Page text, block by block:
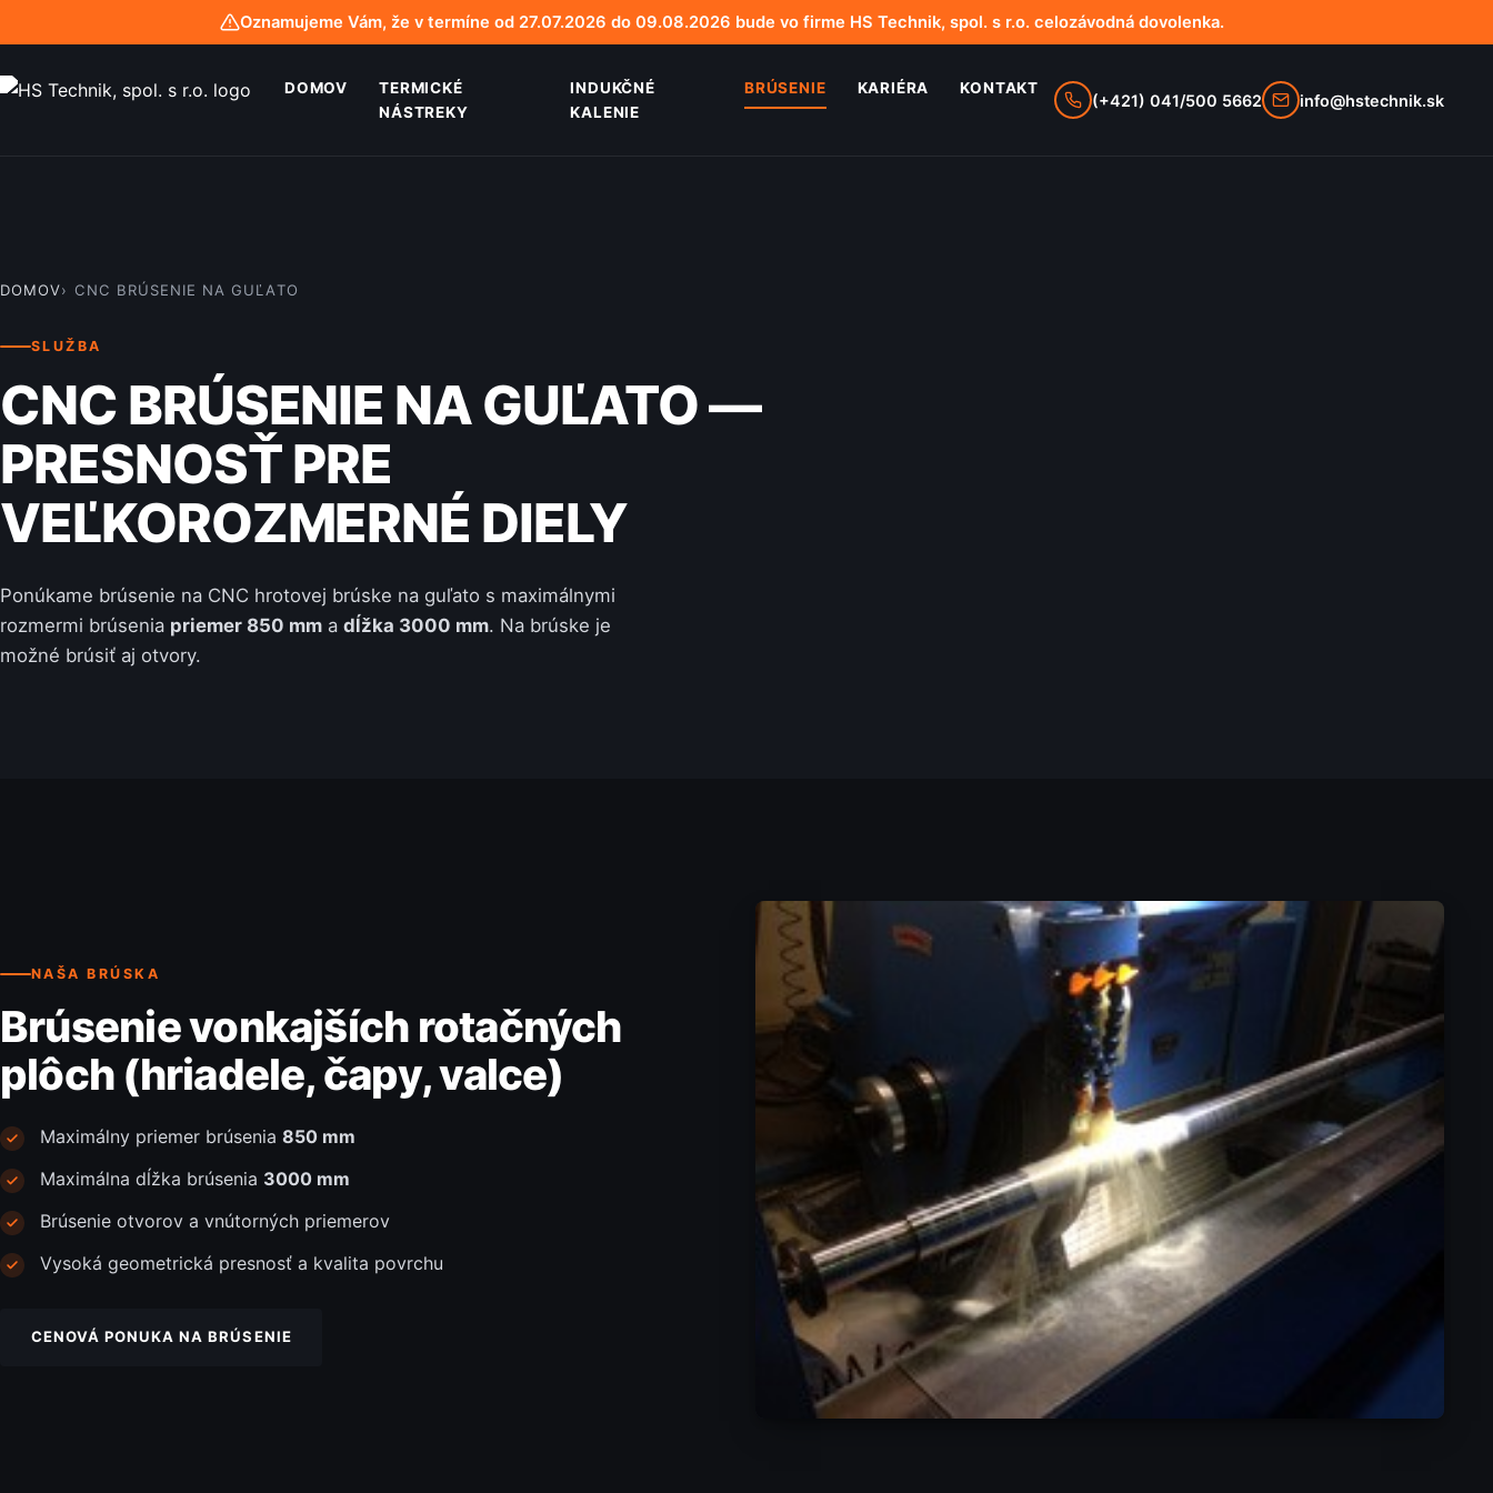
Oznamujeme Vám, že v termíne od 27.07.2026 do 09.08.2026 bude vo firme HS Technik, spol. s r.o. celozávodná dovolenka.
DOMOV
TERMICKÉ
NÁSTREKY
INDUKČNÉ
KALENIE
BRÚSENIE KARIÉRA KONTAKT
(+421) 041/500 5662 info@hstechnik.sk
DOMOV CNC BRÚSENIE NA GUĽATO
SLUŽBA
CNC BRÚSENIE NA GUĽATO —
PRESNOSŤ PRE
VEĽKOROZMERNÉ DIELY
Ponúkame brúsenie na CNC hrotovej brúske na guľato s maximálnymi
rozmermi brúsenia priemer 850 mm a dĺžka 3000 mm. Na brúske je
možné brúsiť aj otvory.
NAŠA BRÚSKA
Brúsenie vonkajších rotačných
plôch (hriadele, čapy, valce)
Maximálny priemer brúsenia 850 mm
Maximálna dĺžka brúsenia 3000 mm
Brúsenie otvorov a vnútorných priemerov
Vysoká geometrická presnosť a kvalita povrchu
CENOVÁ PONUKA NA BRÚSENIE